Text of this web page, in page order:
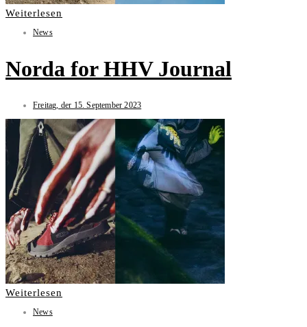
Weiterlesen
News
Norda for HHV Journal
Freitag, der 15. September 2023
Weiterlesen
News